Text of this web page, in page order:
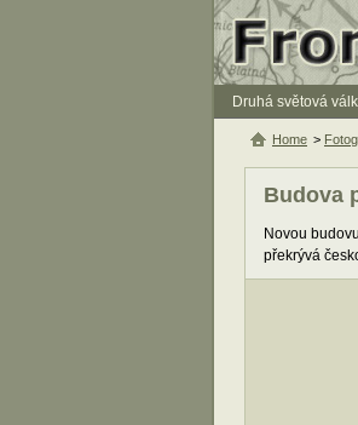
Druhá světová
Budova
Novou
překrývá
Home >